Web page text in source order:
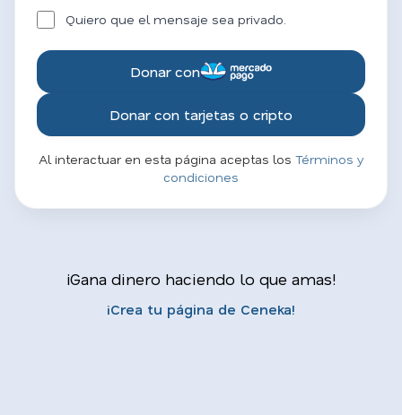
Quiero que el mensaje sea privado.
Donar con
Donar con tarjetas o cripto
Al interactuar en esta página aceptas los Términos y
condiciones
¡Gana dinero haciendo lo que amas!
¡Crea tu página de Ceneka!